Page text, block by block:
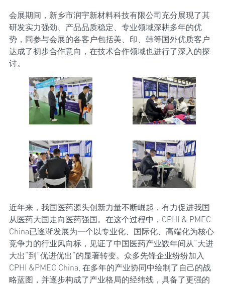
会展期间，新乡市润宇新材料科技有限公司充分展现了其
研发实力强劲、产品品质稳定、专业领域深耕多年的优
势，同参与会展的各客户包括美、印、韩等国外优质客户
达成了初步合作意向，在技术合作领域也进行了深入的探
讨。
近年来，我国医药源头创新力量不断崛起，有力促进我国
从医药大国走向医药强国。在这个过程中，CPHI & PMEC
China已逐渐发展为一个以专业化、国际化、高端化为核心
竞争力的行业风向标，见证了中国医药产业数年间从“大进
大出”到“优进优出”的显著转变。众多先锋企业纷纷加入
CPHI &PMEC China, 在多年的产业协同中绘制了自己的战
略蓝图，并逐步构成了产业格局的经纬线，具备了更强的